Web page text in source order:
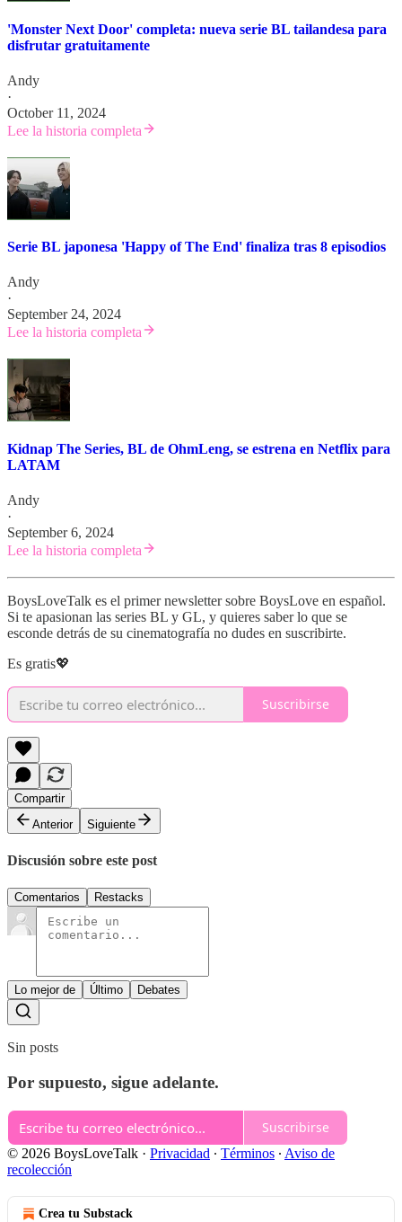
'Monster Next Door' completa: nueva serie BL tailandesa para
disfrutar gratuitamente
Andy
·
October 11, 2024
Lee la historia completa
Serie BL japonesa 'Happy of The End' finaliza tras 8 episodios
Andy
·
September 24, 2024
Lee la historia completa
Kidnap The Series, BL de OhmLeng, se estrena en Netflix para
LATAM
Andy
·
September 6, 2024
Lee la historia completa
BoysLoveTalk es el primer newsletter sobre BoysLove en español.
Si te apasionan las series BL y GL, y quieres saber lo que se
esconde detrás de su cinematografía no dudes en suscribirte.
Es gratis💖
Suscribirse
Compartir
Anterior
Siguiente
Discusión sobre este post
Comentarios Restacks
Lo mejor de Último Debates
Sin posts
Por supuesto, sigue adelante.
Suscribirse
© 2026 BoysLoveTalk · Privacidad ∙ Términos ∙ Aviso de
recolección
Crea tu Substack